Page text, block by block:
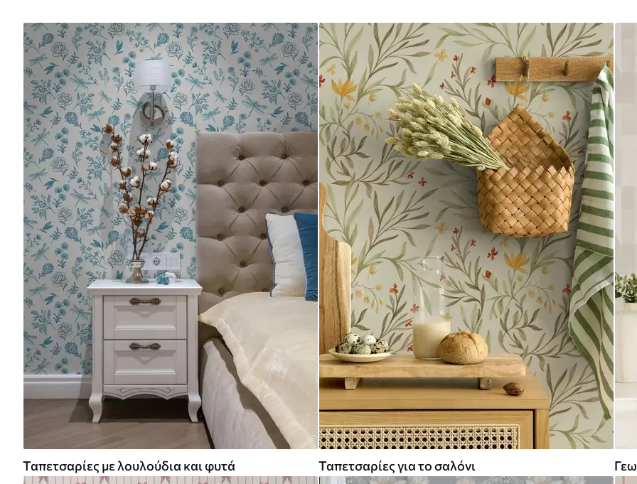
Ταπετσαρίες με λουλούδια και φυτά Ταπετσαρίες για το σαλόνι